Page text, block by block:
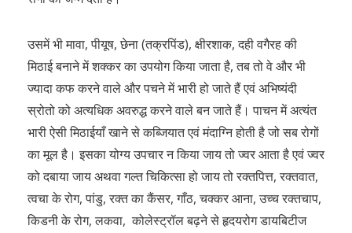
उसमें भी मावा, पीयूष, छेना (तक्रपिंड), क्षीरशाक, दही वगैरह की
मिठाई बनाने में शक्कर का उपयोग किया जाता है, तब तो वे और भी
ज्यादा कफ करने वाले और पचने में भारी हो जाते हैं एवं अभिष्यंदी
स्रोतो को अत्यधिक अवरुद्ध करने वाले बन जाते हैं। पाचन में अत्यंत
भारी ऐसी मिठाईयाँ खाने से कब्जियात एवं मंदाग्नि होती है जो सब रोगों
का मूल है। इसका योग्य उपचार न किया जाय तो ज्वर आता है एवं ज्वर
को दबाया जाय अथवा गल्त चिकित्सा हो जाय तो रक्तपित्त, रक्तवात,
त्वचा के रोग, पांडु, रक्त का कैंसर, गाँठ, चक्कर आना, उच्च रक्तचाप,
किडनी के रोग, लकवा, कोलेस्ट्रॉल बढ़ने से हृदयरोग डायबिटीज